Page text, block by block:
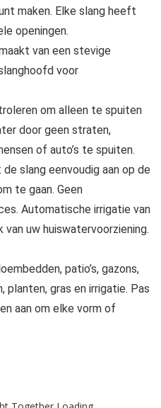
maken. Elke slang heeft
openingen.
van een stevige
voor
om alleen te spuiten
door geen straten,
of auto’s te spuiten.
slang eenvoudig aan op de
te gaan. Geen
Automatische irrigatie van
van uw huiswatervoorziening.
patio’s, gazons,
planten, gras en irrigatie. Pas
aan om elke vorm of